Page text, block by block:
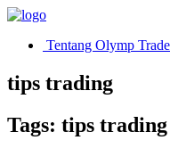
Tentang Olymp Trade
tips trading
Tags: tips trading